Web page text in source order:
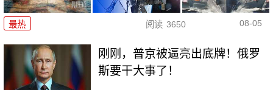
最热 阅读 3650 08-05
刚刚，普京被逼亮出底牌！俄罗
斯要干大事了！